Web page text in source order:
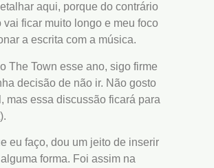
aqui, porque do contrário
vai ficar muito longo e meu foco
a escrita com a música.
The Town esse ano, sigo firme
decisão de não ir. Não gosto
mas essa discussão ficará para
eu faço, dou um jeito de inserir
forma. Foi assim na